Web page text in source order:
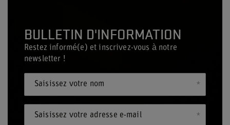
BULLETIN D'INFORMATION
Restez informé(e) et inscrivez-vous à notre
newsletter !
Saisissez votre nom
Saisissez votre adresse e-mail